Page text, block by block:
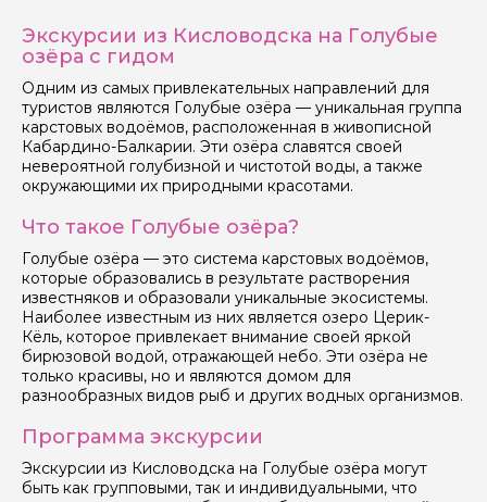
Экскурсии из Кисловодска на Голубые
озёра с гидом
Одним из самых привлекательных направлений для
туристов являются Голубые озёра — уникальная группа
карстовых водоёмов, расположенная в живописной
Кабардино-Балкарии. Эти озёра славятся своей
невероятной голубизной и чистотой воды, а также
окружающими их природными красотами.
Что такое Голубые озёра?
Голубые озёра — это система карстовых водоёмов,
которые образовались в результате растворения
известняков и образовали уникальные экосистемы.
Наиболее известным из них является озеро Церик-
Кёль, которое привлекает внимание своей яркой
бирюзовой водой, отражающей небо. Эти озёра не
только красивы, но и являются домом для
разнообразных видов рыб и других водных организмов.
Программа экскурсии
Экскурсии из Кисловодска на Голубые озёра могут
быть как групповыми, так и индивидуальными, что